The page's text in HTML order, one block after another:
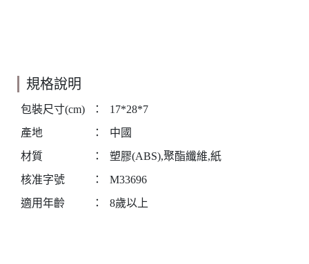
規格說明
包裝尺寸(cm) ：
17*28*7
產地
：
中國
材質
：
塑膠(ABS),聚酯纖維,紙
核准字號
：
M33696
適用年齡
： 8歲以上